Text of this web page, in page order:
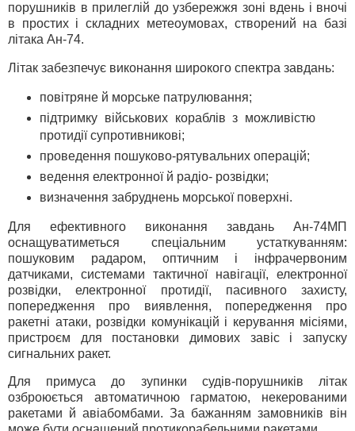
порушників в прилеглій до узбережжя зоні вдень і вночі
в простих і складних метеоумовах, створений на базі
літака Ан-74.
Літак забезпечує виконання широкого спектра завдань:
повітряне й морське патрулювання;
підтримку військових кораблів з можливістю
протидії супротивникові;
проведення пошуково-рятувальних операцій;
ведення електронної й радіо- розвідки;
визначення забруднень морської поверхні.
Для ефективного виконання завдань Ан-74МП
оснащуватиметься спеціальним устаткуванням:
пошуковим радаром, оптичним і інфрачервоним
датчиками, системами тактичної навігації, електронної
розвідки, електронної протидії, пасивного захисту,
попередження про виявлення, попередження про
ракетні атаки, розвідки комунікацій і керування місіями,
пристроєм для постановки димових завіс і запуску
сигнальних ракет.
Для примуса до зупинки судів-порушників літак
озброюється автоматичною гарматою, некерованими
ракетами й авіабомбами. За бажанням замовників він